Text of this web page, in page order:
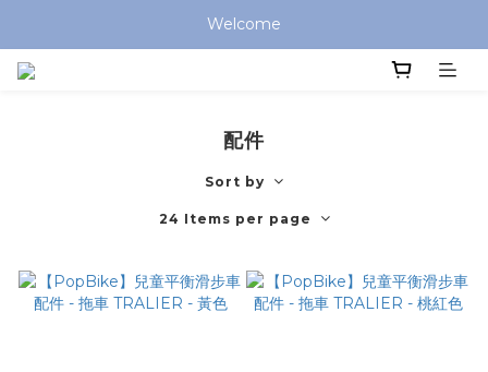
全館滿 $799 免運費 (僅提供台灣本島區域，外島地區請洽客服)
Welcome
全館滿 $799 免運費 (僅提供台灣本島區域，外島地區請洽客服)
配件
Sort by
24 Items per page